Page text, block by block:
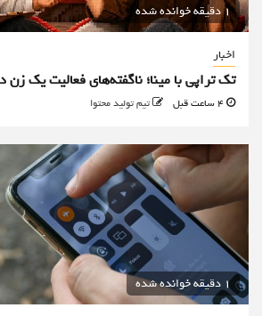
1 دقیقه خوانده شده
اخبار
تک تراپی با مینا؛ ناگفته‌های فعالیت یک
تیم تولید محتوا
1 دقیقه خوانده شده